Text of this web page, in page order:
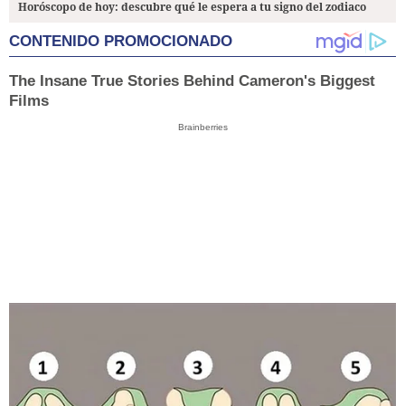
Horóscopo de hoy: descubre qué le espera a tu signo del zodiaco
CONTENIDO PROMOCIONADO
The Insane True Stories Behind Cameron's Biggest
Films
Brainberries